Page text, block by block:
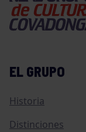
EL GRUPO
Historia
Distinciones